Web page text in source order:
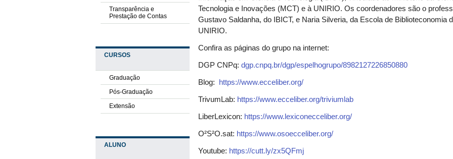
Transparência e
Prestação de Contas
CURSOS
Graduação
Pós-Graduação
Extensão
ALUNO
Tecnologia e Inovações (MCT) e à UNIRIO. Os coordenadores são o
Gustavo Saldanha, do IBICT, e Naria Silveria, da Escola de Biblioteconomia
UNIRIO.
Confira as páginas do grupo na internet:
DGP CNPq:dgp.cnpq.br/dgp/espelhogrupo/8982127226850880
Blog: https://www.ecceliber.org/
TrivumLab: https://www.ecceliber.org/triviumlab
LiberLexicon: https://www.lexiconecceliber.org/
O²S²O.sat: https://www.osoecceliber.org/
Youtube: https://cutt.ly/zx5QFmj